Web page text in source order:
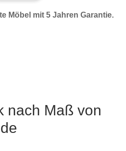
Möbel mit 5 Jahren Garantie.
nach Maß von